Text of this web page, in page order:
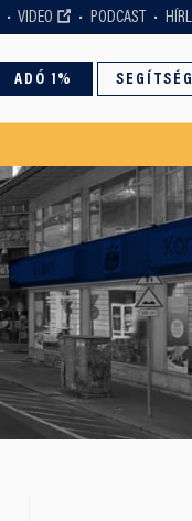
VIDEO PODCAST
ADÓ 1%